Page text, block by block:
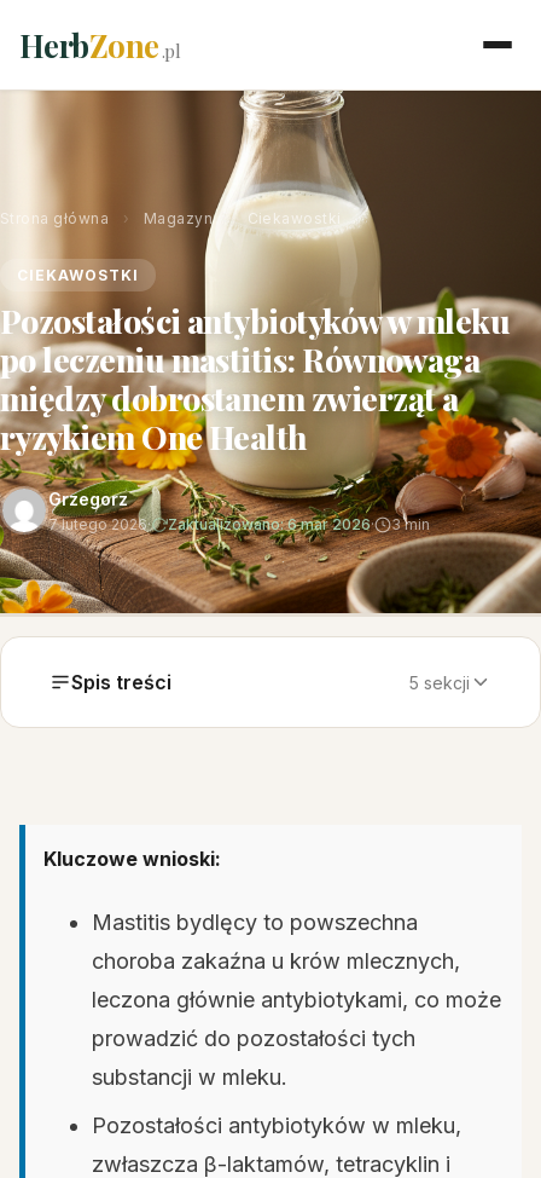
HerbZone.pl
Strona główna › Magazyn › Ciekawostki
CIEKAWOSTKI
Pozostałości antybiotyków w mleku
po leczeniu mastitis: Równowaga
między dobrostanem zwierząt a
ryzykiem One Health
Grzegorz
7 lutego 2026· Zaktualizowano: 6 mar 2026· 3 min
Spis treści 5 sekcji
Kluczowe wnioski:
Mastitis bydlęcy to powszechna
choroba zakaźna u krów mlecznych,
leczona głównie antybiotykami, co może
prowadzić do pozostałości tych
substancji w mleku.
Pozostałości antybiotyków w mleku,
zwłaszcza β-laktamów, tetracyklin i